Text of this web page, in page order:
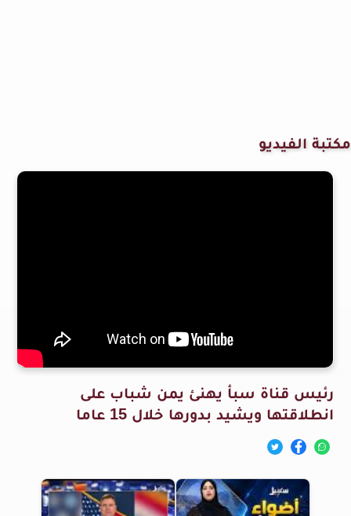
مكتبة الفيديو
رئيس قناة سبأ يهنئ يمن شباب على
انطلاقتها ويشيد بدورها خلال 15 عاما